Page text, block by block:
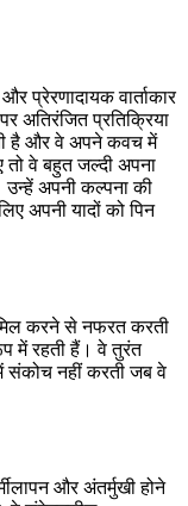
प्रेरणादायक वार्ताकार
अतिरंजित प्रतिक्रिया
है और वे अपने कवच में
तो वे बहुत जल्दी अपना
अपनी कल्पना की
अपनी यादों को पिन
करने से नफरत करती
में रहती हैं। वे तुरंत
संकोच नहीं करती जब वे
और अंतर्मुखी होने